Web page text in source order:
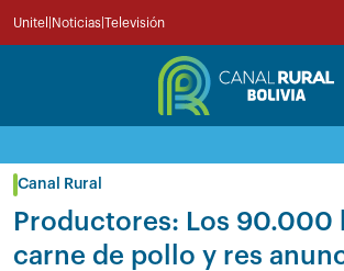
Unitel Noticias Televisión
Canal Rural
Productores: Los 90.000
carne de pollo y res